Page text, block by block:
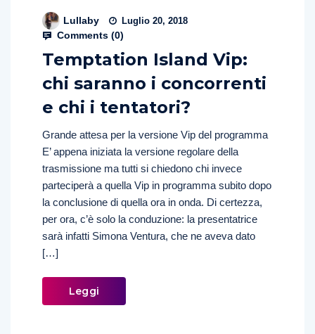
Lullaby Luglio 20, 2018
Comments (0)
Temptation Island Vip:
chi saranno i concorrenti
e chi i tentatori?
Grande attesa per la versione Vip del programma
E’ appena iniziata la versione regolare della
trasmissione ma tutti si chiedono chi invece
parteciperà a quella Vip in programma subito dopo
la conclusione di quella ora in onda. Di certezza,
per ora, c’è solo la conduzione: la presentatrice
sarà infatti Simona Ventura, che ne aveva dato
[…]
Leggi